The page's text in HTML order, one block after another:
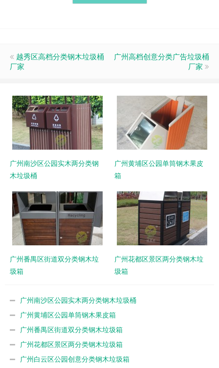
越秀区高档分类钢木垃圾桶
厂家
广州高档创意分类广告垃圾桶
厂家
广州南沙区公园实木两分类钢
木垃圾桶
广州黄埔区公园单筒钢木果皮
箱
广州番禺区街道双分类钢木垃
圾箱
广州花都区景区两分类钢木垃
圾箱
广州南沙区公园实木两分类钢木垃圾桶
广州黄埔区公园单筒钢木果皮箱
广州番禺区街道双分类钢木垃圾箱
广州花都区景区两分类钢木垃圾箱
广州白云区公园创意分类钢木垃圾箱